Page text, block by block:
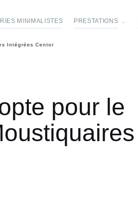
MINIMALISTES PRESTATIONS
Intégrées Centor
pour le